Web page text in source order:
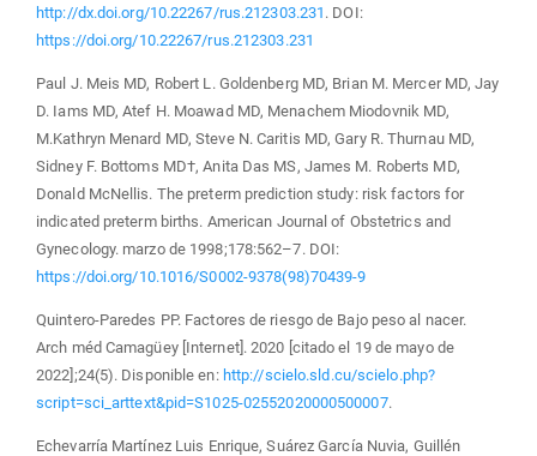
http://dx.doi.org/10.22267/rus.212303.231 . DOI:
https://doi.org/10.22267/rus.212303.231
Paul J. Meis MD, Robert L. Goldenberg MD, Brian M. Mercer MD, Jay
D. Iams MD, Atef H. Moawad MD, Menachem Miodovnik MD,
M.Kathryn Menard MD, Steve N. Caritis MD, Gary R. Thurnau MD,
Sidney F. Bottoms MD†, Anita Das MS, James M. Roberts MD,
Donald McNellis. The preterm prediction study: risk factors for
indicated preterm births. American Journal of Obstetrics and
Gynecology. marzo de 1998;178:562–7. DOI:
https://doi.org/10.1016/S0002-9378(98)70439-9
Quintero-Paredes PP. Factores de riesgo de Bajo peso al nacer.
Arch méd Camagüey [Internet]. 2020 [citado el 19 de mayo de
2022];24(5). Disponible en: http://scielo.sld.cu/scielo.php?
script=sci_arttext&pid=S1025-02552020000500007.
Echevarría Martínez Luis Enrique, Suárez García Nuvia, Guillén